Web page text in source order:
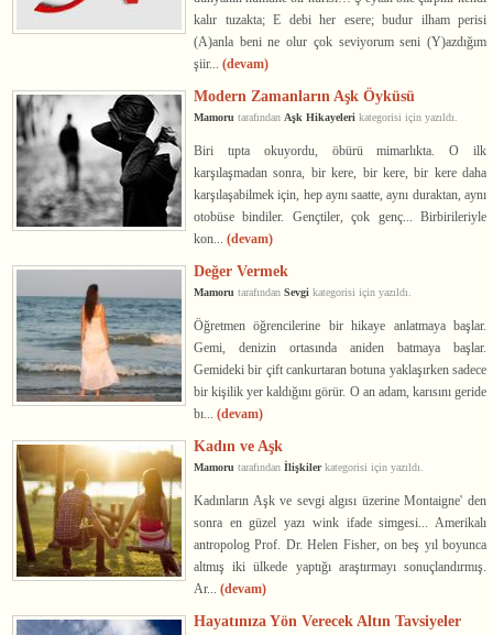
kalır tuzakta; E debi her esere; budur ilham perisi
(A)anla beni ne olur çok seviyorum seni (Y)azdığım
şiir... (devam)
Modern Zamanların Aşk Öyküsü
Mamoru tarafından Aşk Hikayeleri kategorisi için yazıldı.
Biri tıpta okuyordu, öbürü mimarlıkta. O ilk
karşılaşmadan sonra, bir kere, bir kere, bir kere daha
karşılaşabilmek için, hep aynı saatte, aynı duraktan, aynı
otobüse bindiler. Gençtiler, çok genç... Birbirileriyle
kon... (devam)
Değer Vermek
Mamoru tarafından Sevgi kategorisi için yazıldı.
Öğretmen öğrencilerine bir hikaye anlatmaya başlar.
Gemi, denizin ortasında aniden batmaya başlar.
Gemideki bir çift cankurtaran botuna yaklaşırken sadece
bir kişilik yer kaldığını görür. O an adam, karısını geride
bı... (devam)
Kadın ve Aşk
Mamoru tarafından İlişkilerkategorisi için yazıldı.
Kadınların Aşk ve sevgi algısı üzerine Montaigne' den
sonra en güzel yazı wink ifade simgesi... Amerikalı
antropolog Prof. Dr. Helen Fisher, on beş yıl boyunca
altmış iki ülkede yaptığı araştırmayı sonuçlandırmış.
Ar... (devam)
Hayatınıza Yön Verecek Altın Tavsiyeler